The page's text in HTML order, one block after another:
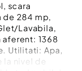
scara
de 284 mp,
Lavabila,
aferent: 1368
Utilitati: Apa,
nivel de